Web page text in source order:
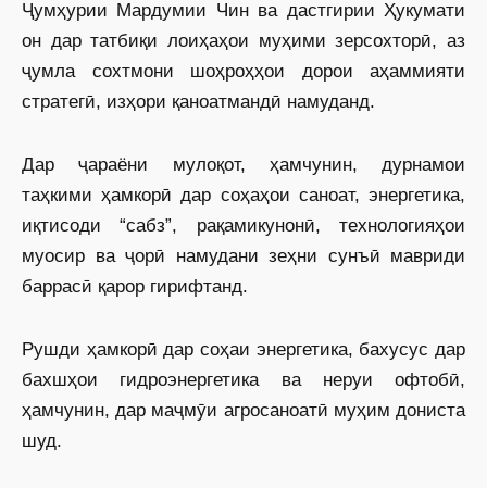
Ҷумҳурии Мардумии Чин ва дастгирии Ҳукумати
он дар татбиқи лоиҳаҳои муҳими зерсохторӣ, аз
ҷумла сохтмони шоҳроҳҳои дорои аҳаммияти
стратегӣ, изҳори қаноатмандӣ намуданд.
Дар ҷараёни мулоқот, ҳамчунин, дурнамои
таҳкими ҳамкорӣ дар соҳаҳои саноат, энергетика,
иқтисоди “сабз”, рақамикунонӣ, технологияҳои
муосир ва ҷорӣ намудани зеҳни сунъӣ мавриди
баррасӣ қарор гирифтанд.
Рушди ҳамкорӣ дар соҳаи энергетика, бахусус дар
бахшҳои гидроэнергетика ва неруи офтобӣ,
ҳамчунин, дар маҷмӯи агросаноатӣ муҳим дониста
шуд.